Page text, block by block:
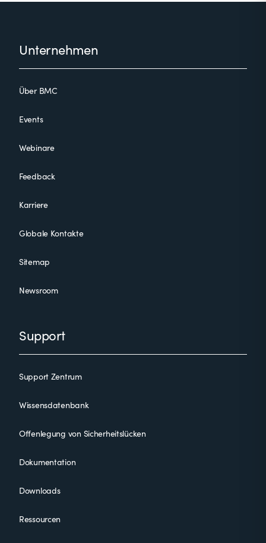
FooterUnternehmen
Über BMC
Events
Webinare
Feedback
Karriere
Globale Kontakte
Sitemap
Newsroom
Support
Support Zentrum
Wissensdatenbank
Offenlegung von Sicherheitslücken
Dokumentation
Downloads
Ressourcen